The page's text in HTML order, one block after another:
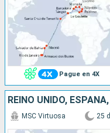
Pague en 4X
MSC Virtuosa 25 d